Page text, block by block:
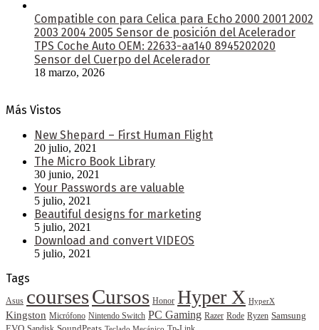
Compatible con para Celica para Echo 2000 2001 2002
2003 2004 2005 Sensor de posición del Acelerador
TPS Coche Auto OEM: 22633-aa140 8945202020
Sensor del Cuerpo del Acelerador
18 marzo, 2026
Más Vistos
New Shepard – First Human Flight
20 julio, 2021
The Micro Book Library
30 junio, 2021
Your Passwords are valuable
5 julio, 2021
Beautiful designs for marketing
5 julio, 2021
Download and convert VIDEOS
5 julio, 2021
Tags
Asus coursesCursos Honor Hyper X HyperX
Kingston Micrófono Nintendo Switch PC Gaming Razer Rode Ryzen Samsung